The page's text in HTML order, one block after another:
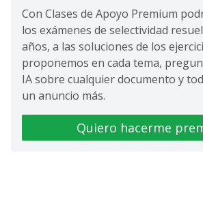
Con Clases de Apoyo Premium
los exámenes de selectividad
años, a las soluciones de los
proponemos en cada tema,
IA sobre cualquier documento y
un anuncio más.
Quiero hacerme